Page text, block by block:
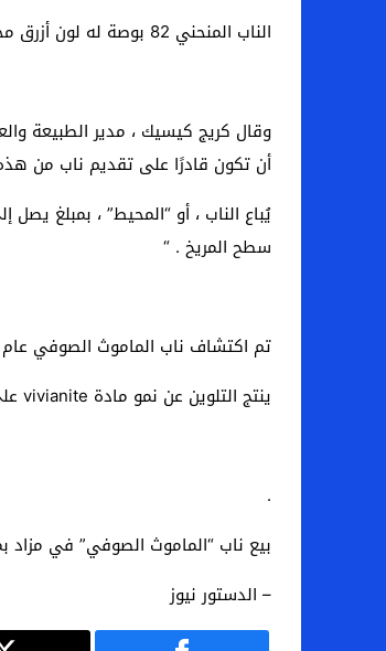
الناب المنحني 82 بوصة له لون أزرق مخضر بسبب استبدال الفيفيانيت أثناء عملية التحجر.
وقال كريج كيسيك ، مدير الطبيعة
أن تكون قادرًا على تقديم ناب من
سطح المريخ . “
تم اكتشاف ناب الماموث الصوفي عام 2017 ، وعلى الرغم من قيمته ، إلا أن اللون الأزرق النادر يجعله قطعة رائعة.
ينتج التلوين عن نمو مادة vivianite على الناب ، والتي تبدأ كمعدن صافٍ ، ولكنها تتحول تدريجياً إلى ظلال زرقاء عند التعرض للهواء.
.
بيع ناب “الماموث الصوفي” في مزاد بمبلغ 70 ألف
– الدستور نيوز